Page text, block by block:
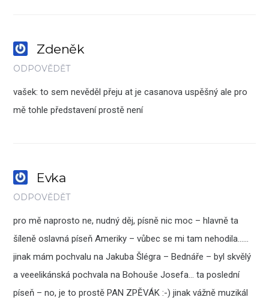
Zdeněk
ODPOVĚDĚT
vašek: to sem nevěděl přeju at je casanova uspěšný ale pro
mě tohle představení prostě není
Evka
ODPOVĚDĚT
pro mě naprosto ne, nudný děj, písně nic moc – hlavně ta
šíleně oslavná píseň Ameriky – vůbec se mi tam nehodila……
jinak mám pochvalu na Jakuba Šlégra – Bednáře – byl skvělý
a veeelikánská pochvala na Bohouše Josefa… ta poslední
píseň – no, je to prostě PAN ZPĚVÁK :-) jinak vážně muzikál